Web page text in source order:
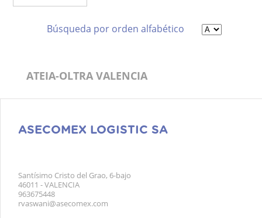
Búsqueda por orden alfabético
ATEIA-OLTRA VALENCIA
ASECOMEX LOGISTIC SA
Santísimo Cristo del Grao, 6-bajo
46011 - VALENCIA
963675448
rvaswani@asecomex.com